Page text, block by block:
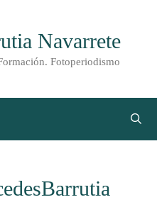
Navarrete
Fotoperiodismo